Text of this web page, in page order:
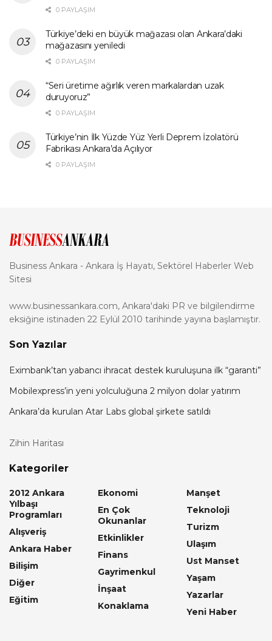
0 PAYLAŞIM
Türkiye’deki en büyük mağazası olan Ankara’daki
mağazasını yeniledi
0 PAYLAŞIM
“Seri üretime ağırlık veren markalardan uzak
duruyoruz”
0 PAYLAŞIM
Türkiye’nin İlk Yüzde Yüz Yerli Deprem İzolatörü
Fabrikası Ankara’da Açılıyor
0 PAYLAŞIM
Business Ankara - Ankara İş Hayatı, Sektörel Haberler Web
Sitesi
www.businessankara.com, Ankara'daki PR ve bilgilendirme
eksiğine istinaden 22 Eylül 2010 tarihinde yayına başlamıştır.
Son Yazılar
Eximbank’tan yabancı ihracat destek kuruluşuna ilk “garanti”
Mobilexpress’in yeni yolculuğuna 2 milyon dolar yatırım
Ankara’da kurulan Atar Labs global şirkete satıldı
Zihin Haritası
Kategoriler
2012 Ankara
Yılbaşı
Programları
Alışveriş
Ankara Haber
Bilişim
Diğer
Eğitim
Ekonomi
En Çok
Okunanlar
Etkinlikler
Finans
Gayrimenkul
İnşaat
Konaklama
Manşet
Teknoloji
Turizm
Ulaşım
Ust Manset
Yaşam
Yazarlar
Yeni Haber